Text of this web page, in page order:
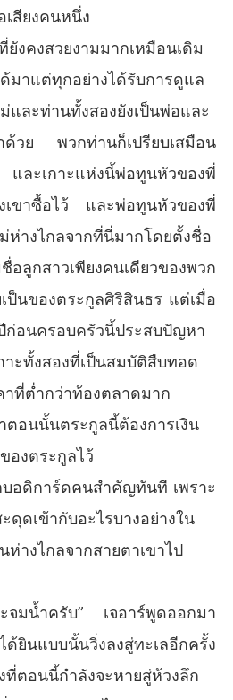
สียงคนหนึ่ง
ยังคงสวยงามมากเหมือนเดิม
มาแต่ทุกอย่างได้รับการดูแล
และท่านทั้งสองยังเป็นพ่อและ
ด้วย พวกท่านก็เปรียบเสมือน
ละเกาะแห่งนี้พ่อทูนหัวของพี่
เขาซื้อไว้ และพ่อทูนหัวของพี่
ห่างไกลจากที่นี่มากโดยตั้งชื่อ
ชื่อลูกสาวเพียงคนเดียวของพวก
ป็นของตระกูลศิริสินธร แต่เมื่อ
ก่อนครอบครัวนี้ประสบปัญหา
าะทั้งสองที่เป็นสมบัติสืบทอด
ที่ต่ำกว่าท้องตลาดมาก
ตอนนั้นตระกูลนี้ต้องการเงิน
องตระกูลไว้
บอดิการ์ดคนสำคัญทันที เพราะ
ดุดเข้ากับอะไรบางอย่างใน
ห่างไกลจากสายตาเขาไป
จมน้ำครับ” เจอาร์พูดออกมา
ยินแบบนั้นวิ่งลงสู่ทะเลอีกครั้ง
ที่ตอนนี้กำลังจะหายสู่ห้วงลึก